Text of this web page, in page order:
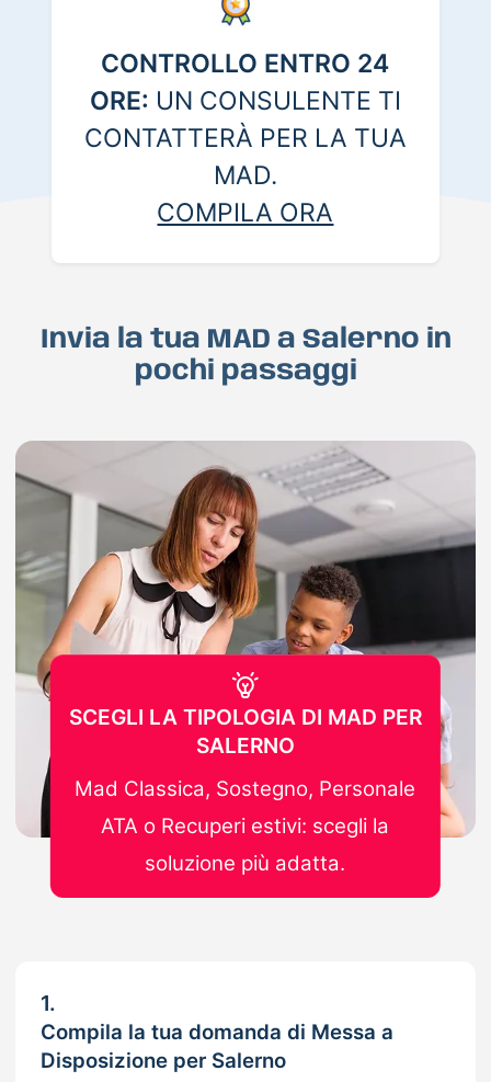
CONTROLLO ENTRO 24
ORE: UN CONSULENTE TI
CONTATTERÀ PER LA TUA
MAD.
COMPILA ORA
Invia la tua MAD a Salerno in
pochi passaggi
1.
Compila la tua domanda di Messa a
Disposizione per Salerno
SCEGLI LA TIPOLOGIA DI MAD PER
SALERNO
Mad Classica, Sostegno, Personale
ATA o Recuperi estivi: scegli la
soluzione più adatta.